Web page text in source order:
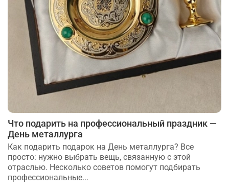
Что подарить на профессиональный праздник —
День металлурга
Как подарить подарок на День металлурга? Все
просто: нужно выбрать вещь, связанную с этой
отраслью. Несколько советов помогут подбирать
профессиональные...